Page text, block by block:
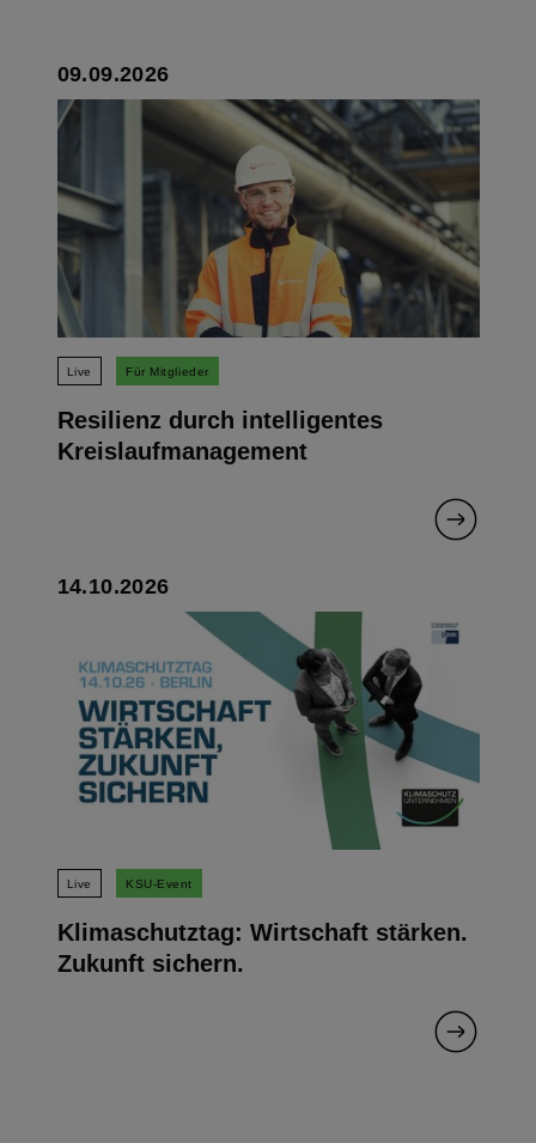
09.09.2026
Live Für Mitglieder
Resilienz durch intelligentes
Kreislaufmanagement
14.10.2026
Live KSU-Event
Klimaschutztag: Wirtschaft stärken.
Zukunft sichern.